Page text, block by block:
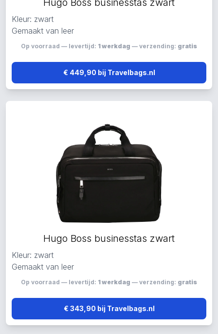
Hugo Boss businesstas zwart
Kleur: zwart
Gemaakt van leer
Op voorraad — levertijd: 1 werkdag — verzending: gratis
€ 449,90 bij Travelbags.nl
Hugo Boss businesstas zwart
Kleur: zwart
Gemaakt van leer
Op voorraad — levertijd: 1 werkdag — verzending: gratis
€ 343,90 bij Travelbags.nl